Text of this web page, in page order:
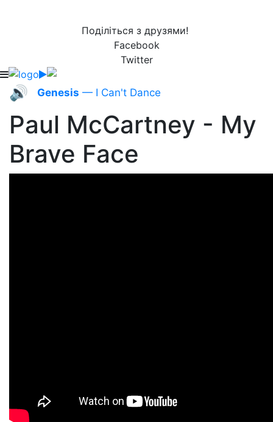
Поділіться з друзями!
Facebook
Twitter
🔊 Genesis — I Can't Dance
Paul McCartney - My
Brave Face